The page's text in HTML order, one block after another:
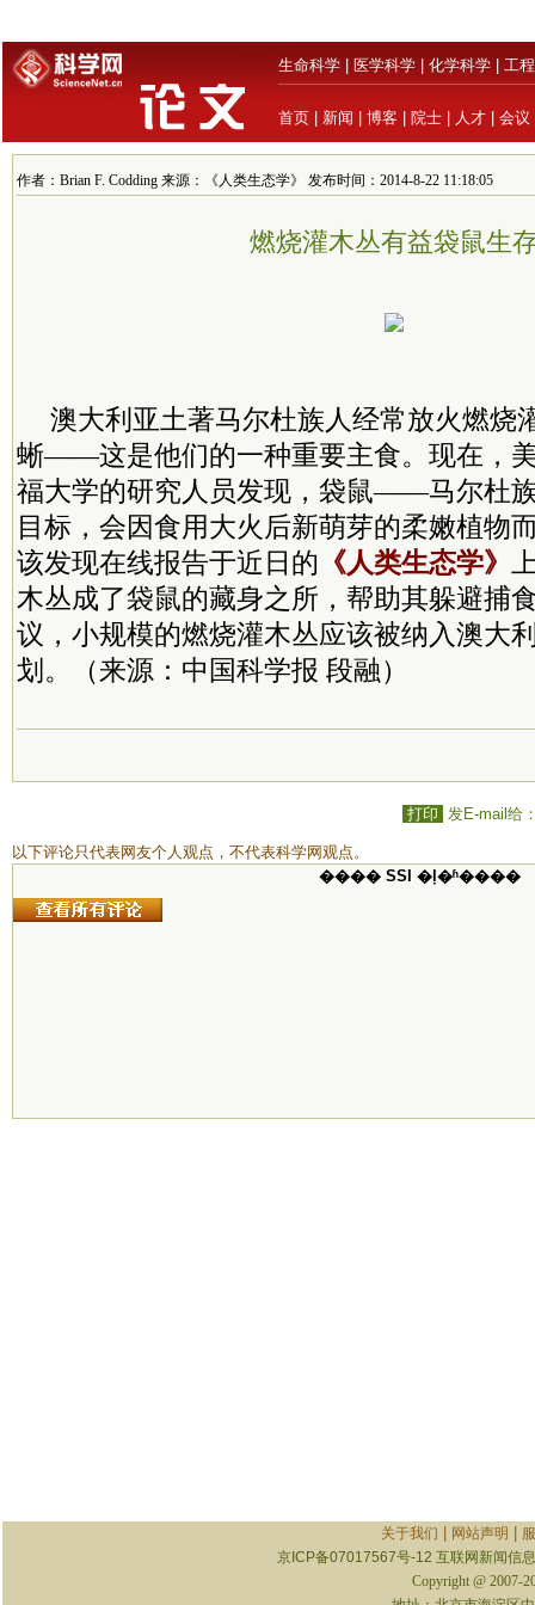
生命科学 医学科学 化学科学 工
首页 新闻 博客 院士 人才 会议
作者：Brian F. Codding 来源：《人类生态学》 发布时间：2014-8-22 11:18:05
燃烧灌木丛有益袋鼠生
澳大利亚土著马尔杜族人经常放火燃烧
蜥——这是他们的一种重要主食。现在，
福大学的研究人员发现，袋鼠——马尔杜
目标，会因食用大火后新萌芽的柔嫩植物
该发现在线报告于近日的 《人类生态学》
木丛成了袋鼠的藏身之所，帮助其躲避捕
议，小规模的燃烧灌木丛应该被纳入澳大
划。（来源：中国科学报 段融）
打印 发E-mail给
以下评论只代表网友个人观点，不代表科学网观点。
���� SSI �ļ�ʱ����
关于我们 网站声明
京ICP备07017567号-12 互联网新闻信
Copyright @ 2007-